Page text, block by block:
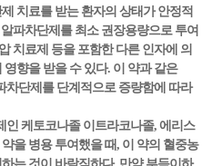
치료를 받는 환자의 상태가 안정적
파차단제를 최소 권장용량으로 투여
치료제 등을 포함한 다른 인자에 의
향을 받을 수 있다. 이 약과 같은
차단제를 단계적으로 증량함에 따라
인 케토코나졸 이트라코나졸, 에리스
을 병용 투여했을 때, 이 약의 혈중농